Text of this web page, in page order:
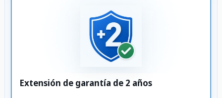
Extensión de garantía de 2 años